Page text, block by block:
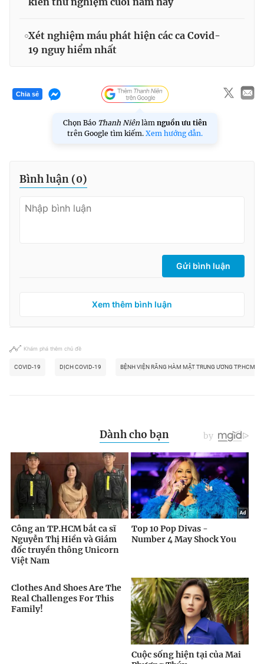
Xét nghiệm máu phát hiện các ca Covid-
19 nguy hiểm nhất
Chia sẻ
Chọn Báo Thanh Niên làm nguồn ưu tiên
trên Google tìm kiếm. Xem hướng dẫn.
Bình luận (0)
Gửi bình luận
Xem thêm bình luận
Khám phá thêm chủ đề
COVID-19 DỊCH COVID-19 BỆNH VIỆN RĂNG HÀM MẶT TRUNG ƯƠNG TP.HCM